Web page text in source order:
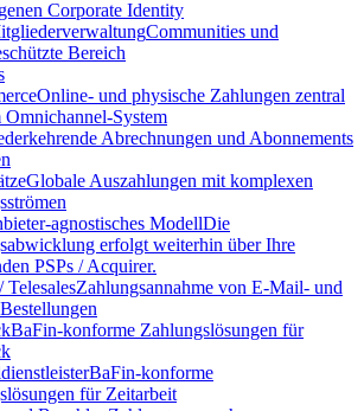
Corporate Identity
Communities und
Bereich
Online- und physische Zahlungen zentral
Omnichannel-System
Abrechnungen und Abonnements
Globale Auszahlungen mit komplexen
ModellDie
erfolgt weiterhin über Ihre
PSPs / Acquirer.
Zahlungsannahme von E-Mail- und
BaFin-konforme Zahlungslösungen für
BaFin-konforme
für Zeitarbeit